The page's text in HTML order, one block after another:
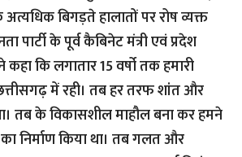
बिगड़ते हालातों पर रोष व्यक्त
पार्टी के पूर्व कैबिनेट मंत्री एवं प्रदेश
कि लगातार 15 वर्षो तक हमारी
में रही। तब हर तरफ शांत और
तब के विकासशील माहौल बना कर हमने
निर्माण किया था। तब गलत और